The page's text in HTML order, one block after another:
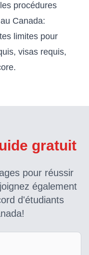
procédures
Canada:
limites pour
visas requis,
gratuit
pour réussir
également
d'étudiants